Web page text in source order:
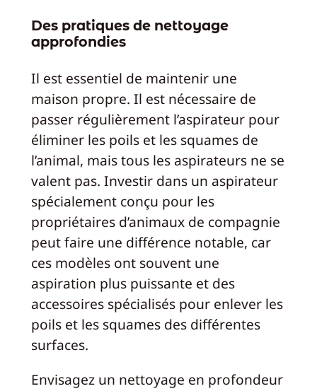
Des pratiques de nettoyage
approfondies
Il est essentiel de maintenir une
maison propre. Il est nécessaire de
passer régulièrement l’aspirateur pour
éliminer les poils et les squames de
l’animal, mais tous les aspirateurs ne se
valent pas. Investir dans un aspirateur
spécialement conçu pour les
propriétaires d’animaux de compagnie
peut faire une différence notable, car
ces modèles ont souvent une
aspiration plus puissante et des
accessoires spécialisés pour enlever les
poils et les squames des différentes
surfaces.
Envisagez un nettoyage en profondeur